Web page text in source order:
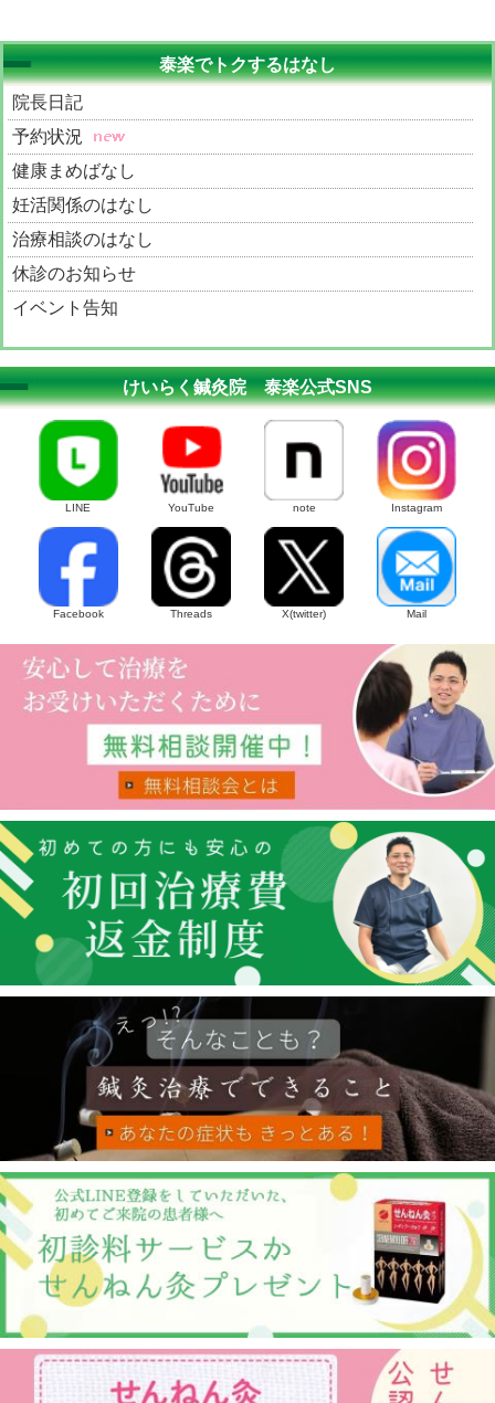
泰楽でトクするはなし
院長日記
予約状況
健康まめばなし
妊活関係のはなし
治療相談のはなし
休診のお知らせ
イベント告知
けいらく鍼灸院 泰楽公式SNS
LINE YouTube note Instagram
Facebook Threads X(twitter) Mail